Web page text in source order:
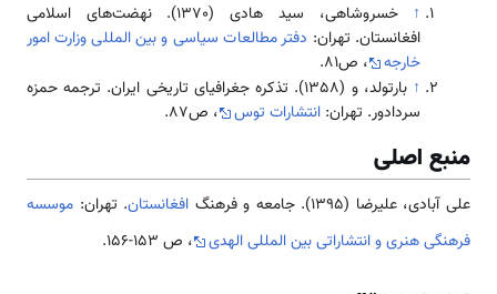
↑
خسروشاهی، سید هادی (1370). نهضت‌های اسلامی
افغانستان. تهران: دفتر مطالعات سیاسی و بین المللی وزارت امور
خارجه
، ص۸۱.
↑
بارتولد، و (1358). تذکره جغرافیای تاریخی ایران. ترجمه حمزه
سردادور. تهران: انتشارات توس ، ص87.
منبع اصلی
علی آبادی، علیرضا (1395). جامعه و فرهنگ افغانستان. تهران: موسسه
فرهنگی هنری و انتشاراتی بین المللی الهدی
، ص 153-156.